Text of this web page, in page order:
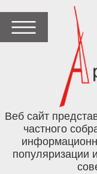
Веб сайт
частного
популяризации